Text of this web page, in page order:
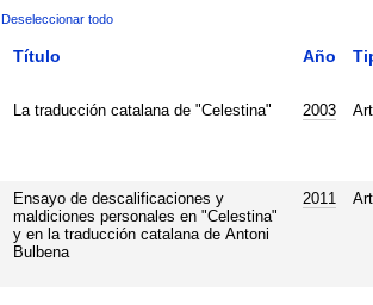
Deseleccionar todo
Título Año
La traducción catalana de "Celestina" 2003
Ensayo de descalificaciones y
maldiciones personales en "Celestina"
y en la traducción catalana de Antoni
Bulbena
2011